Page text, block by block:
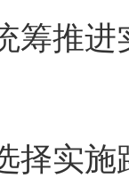
筹推
实施